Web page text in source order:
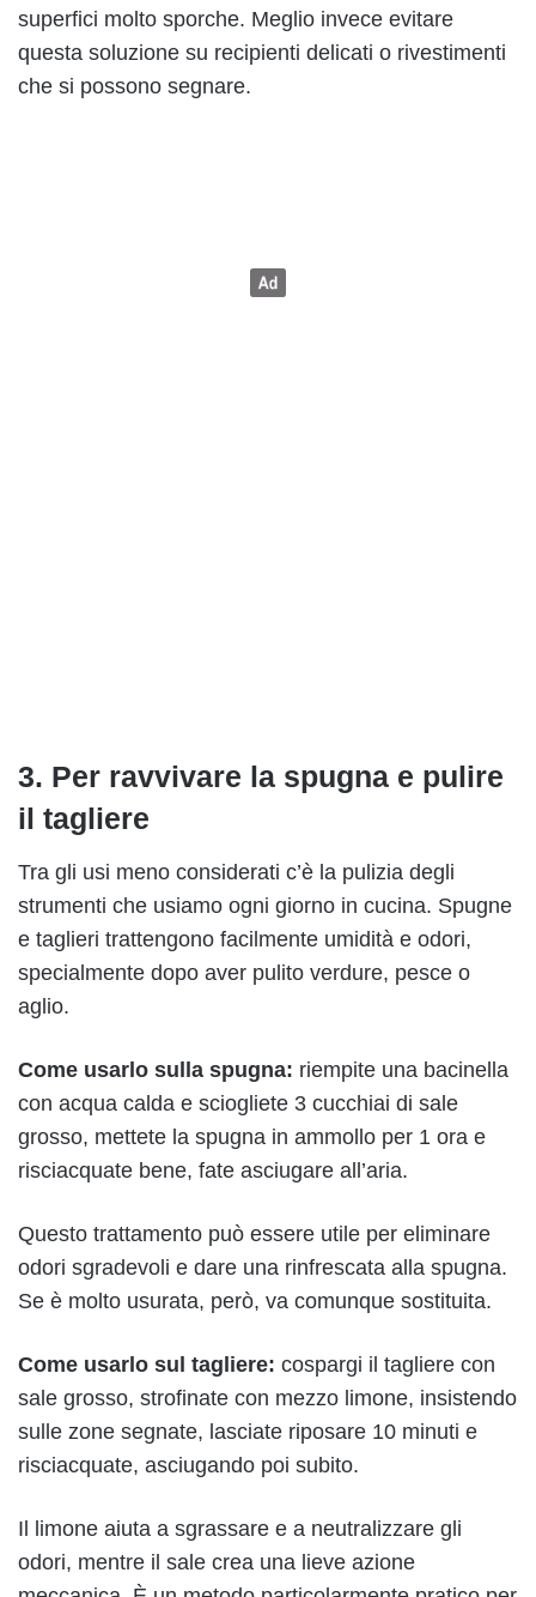
superfici molto sporche. Meglio invece evitare
questa soluzione su recipienti delicati o rivestimenti
che si possono segnare.
3. Per ravvivare la spugna e pulire
il tagliere
Tra gli usi meno considerati c’è la pulizia degli
strumenti che usiamo ogni giorno in cucina. Spugne
e taglieri trattengono facilmente umidità e odori,
specialmente dopo aver pulito verdure, pesce o
aglio.
Come usarlo sulla spugna: riempite una bacinella
con acqua calda e sciogliete 3 cucchiai di sale
grosso, mettete la spugna in ammollo per 1 ora e
risciacquate bene, fate asciugare all’aria.
Questo trattamento può essere utile per eliminare
odori sgradevoli e dare una rinfrescata alla spugna.
Se è molto usurata, però, va comunque sostituita.
Come usarlo sul tagliere: cospargi il tagliere con
sale grosso, strofinate con mezzo limone, insistendo
sulle zone segnate, lasciate riposare 10 minuti e
risciacquate, asciugando poi subito.
Il limone aiuta a sgrassare e a neutralizzare gli
odori, mentre il sale crea una lieve azione